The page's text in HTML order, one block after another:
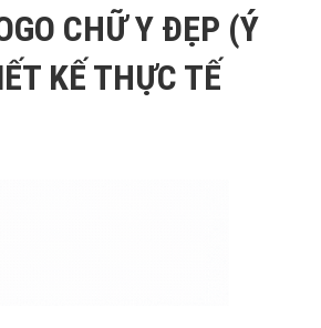
CHỮ Y ĐẸP (Ý
KẾ THỰC TẾ